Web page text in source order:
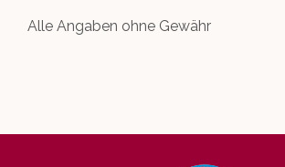
Alle Angaben ohne Gewähr